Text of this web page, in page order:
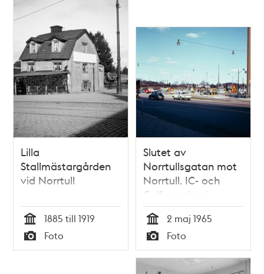
Lilla
Stallmästargården
vid Norrtull
Tid
1885 till 1919
Typ
Foto
Slutet av
Norrtullsgatan mot
Norrtull. IC- och
Gulf-mackar i
bakgrunden
Tid
2 maj 1965
Typ
Foto